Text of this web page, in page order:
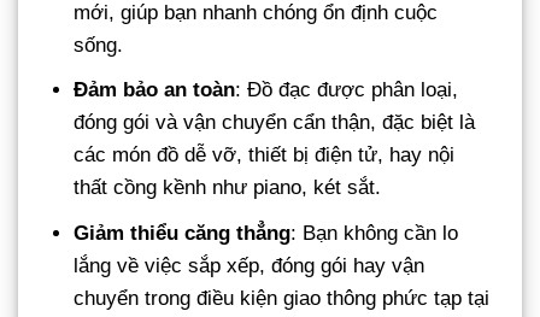
mới, giúp bạn nhanh chóng ổn định cuộc
sống.
Đảm bảo an toàn: Đồ đạc được phân loại,
đóng gói và vận chuyển cẩn thận, đặc biệt là
các món đồ dễ vỡ, thiết bị điện tử, hay nội
thất cồng kềnh như piano, két sắt.
Giảm thiểu căng thẳng: Bạn không cần lo
lắng về việc sắp xếp, đóng gói hay vận
chuyển trong điều kiện giao thông phức tạp tại